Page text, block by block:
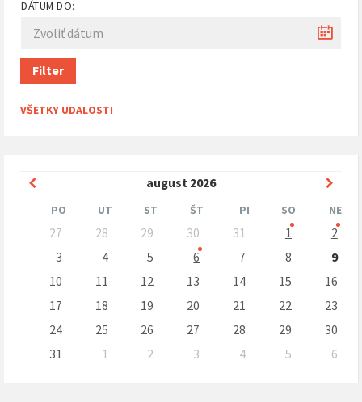
DÁTUM DO:
Filter
VŠETKY UDALOSTI
august 2026
Predchádzajúci
mesiac
PO UT ST ŠT PI SO NE
Preskočit
kalendárne
27 28 29 30 31 1
2
3
4 5 6 7 8
9
10
11 12 13 14 15
16
17
18 19 20 21 22
23
24
25 26 27 28 29
30
31
1 2 3 4 5
6
na